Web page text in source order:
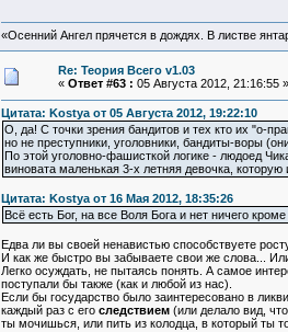
«Осенний Ангел прячется в дождях. В листве
Re: Теория Всего v1.03
« Ответ #63 : 05 Августа 2012, 21:16:55 »
Цитата: Kostya от 05 Августа 2012, 19:22:10
О, да! С точки зрения бандитов и тех кто их "о-
но не преступники, уголовники, бандиты-воры
По этой уголовно-фашисткой логике - людоед
виновата маленькая 3-х летняя девочка, которую
Цитата: Kostya от 16 Мая 2012, 18:35:26
Всё есть Бог, на все Воля Бога и нет ничего
Едва ли вы своей ненавистью способствуете
И как же быстро вы забываете свои же слова...
Легко осуждать, не пытаясь понять. А самое
поступали бы также (как и любой из нас).
Если бы государство было заинтересовано в
каждый раз с его следствием(или делало вид,
ты мочишься, или пить из колодца, в который ты